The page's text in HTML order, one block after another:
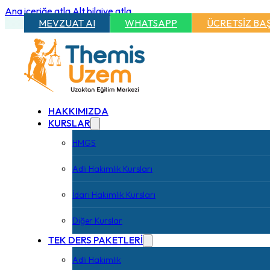
Ana içeriğe atlaAlt bilgiye atla
MEVZUAT AI
WHATSAPP ÜCRETSİZ
HAKKIMIZDA
KURSLAR
HMGS
Adli Hakimlik Kursları
İdari Hakimlik Kursları
Diğer Kurslar
TEK DERS PAKETLERİ
Adli Hakimlik